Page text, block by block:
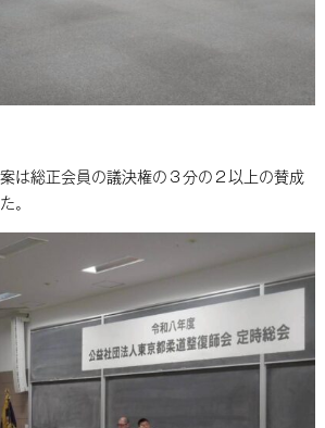
は総正会員の議決権の３分の２以上の賛成
。